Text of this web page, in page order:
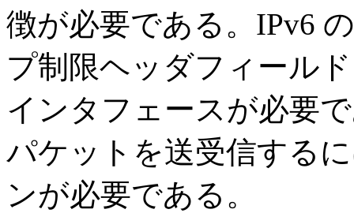
徴が必要である。IPv6
プ制限ヘッダフィール
インタフェースが必要
パケットを送受信する
ンが必要である。